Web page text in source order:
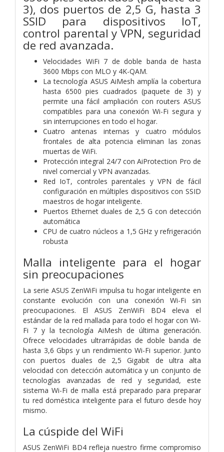
3), dos puertos de 2,5 G, hasta 3
SSID para dispositivos IoT,
control parental y VPN, seguridad
de red avanzada.
Velocidades WiFi 7 de doble banda de hasta
3600 Mbps con MLO y 4K-QAM.
La tecnología ASUS AiMesh amplía la cobertura
hasta 6500 pies cuadrados (paquete de 3) y
permite una fácil ampliación con routers ASUS
compatibles para una conexión Wi-Fi segura y
sin interrupciones en todo el hogar.
Cuatro antenas internas y cuatro módulos
frontales de alta potencia eliminan las zonas
muertas de WiFi.
Protección integral 24/7 con AiProtection Pro de
nivel comercial y VPN avanzadas.
Red IoT, controles parentales y VPN de fácil
configuración en múltiples dispositivos con SSID
maestros de hogar inteligente.
Puertos Ethernet duales de 2,5 G con detección
automática
CPU de cuatro núcleos a 1,5 GHz y refrigeración
robusta
Malla inteligente para el hogar
sin preocupaciones
La serie ASUS ZenWiFi impulsa tu hogar inteligente en
constante evolución con una conexión Wi-Fi sin
preocupaciones. El ASUS ZenWiFi BD4 eleva el
estándar de la red mallada para todo el hogar con Wi-
Fi 7 y la tecnología AiMesh de última generación.
Ofrece velocidades ultrarrápidas de doble banda de
hasta 3,6 Gbps y un rendimiento Wi-Fi superior. Junto
con puertos duales de 2,5 Gigabit de ultra alta
velocidad con detección automática y un conjunto de
tecnologías avanzadas de red y seguridad, este
sistema Wi-Fi de malla está preparado para preparar
tu red doméstica inteligente para el futuro desde hoy
mismo.
La cúspide del WiFi
ASUS ZenWiFi BD4 refleja nuestro firme compromiso